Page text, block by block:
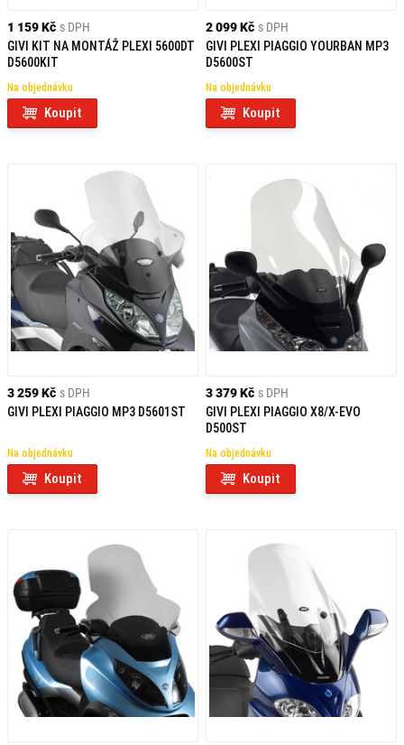
1 159 Kč s DPH
GIVI KIT NA MONTÁŽ PLEXI 5600DT
D5600KIT
Na objednávku
Koupit
2 099 Kč s DPH
GIVI PLEXI PIAGGIO YOURBAN MP3
D5600ST
Na objednávku
Koupit
3 259 Kč s DPH
GIVI PLEXI PIAGGIO MP3 D5601ST
Na objednávku
Koupit
3 379 Kč s DPH
GIVI PLEXI PIAGGIO X8/X-EVO
D500ST
Na objednávku
Koupit